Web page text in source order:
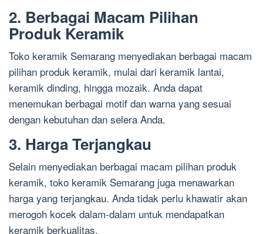
2. Berbagai Macam Pilihan
Produk Keramik
Toko keramik Semarang menyediakan berbagai macam
pilihan produk keramik, mulai dari keramik lantai,
keramik dinding, hingga mozaik. Anda dapat
menemukan berbagai motif dan warna yang sesuai
dengan kebutuhan dan selera Anda.
3. Harga Terjangkau
Selain menyediakan berbagai macam pilihan produk
keramik, toko keramik Semarang juga menawarkan
harga yang terjangkau. Anda tidak perlu khawatir akan
merogoh kocek dalam-dalam untuk mendapatkan
keramik berkualitas.